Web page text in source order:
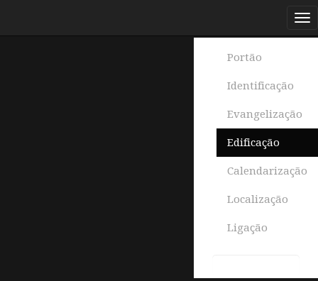
Portão
Identificação
Evangelização
Edificação
Calendarização
Localização
Ligação